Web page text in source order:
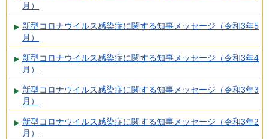
月）
新型コロナウイルス感染症に関する知事メッセージ（令和3年5
月）
新型コロナウイルス感染症に関する知事メッセージ（令和3年4
月）
新型コロナウイルス感染症に関する知事メッセージ（令和3年3
月）
新型コロナウイルス感染症に関する知事メッセージ（令和3年2
月）